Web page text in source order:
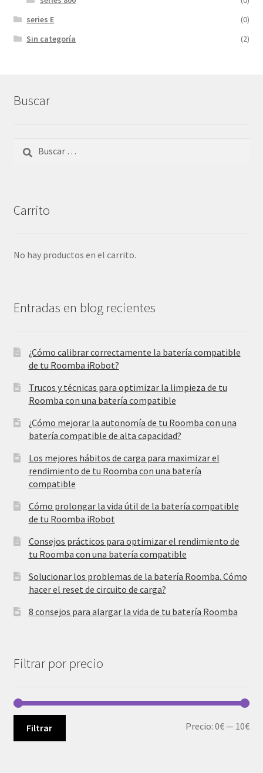
series E
(0)
Sin categoría
(2)
Buscar
Carrito
No hay productos en el carrito.
Entradas en blog recientes
¿Cómo calibrar correctamente la batería compatible
de tu Roomba iRobot?
Trucos y técnicas para optimizar la limpieza de tu
Roomba con una batería compatible
¿Cómo mejorar la autonomía de tu Roomba con una
batería compatible de alta capacidad?
Los mejores hábitos de carga para maximizar el
rendimiento de tu Roomba con una batería
compatible
Cómo prolongar la vida útil de la batería compatible
de tu Roomba iRobot
Consejos prácticos para optimizar el rendimiento de
tu Roomba con una batería compatible
Solucionar los problemas de la batería Roomba. Cómo
hacer el reset de circuito de carga?
8 consejos para alargar la vida de tu batería Roomba
Filtrar por precio
Filtrar Precio:0€— 10€